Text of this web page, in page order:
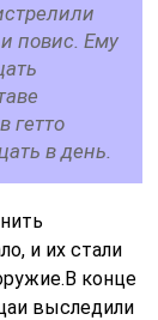
повис. Ему
гетто
в день.
и их стали
конце
выследили